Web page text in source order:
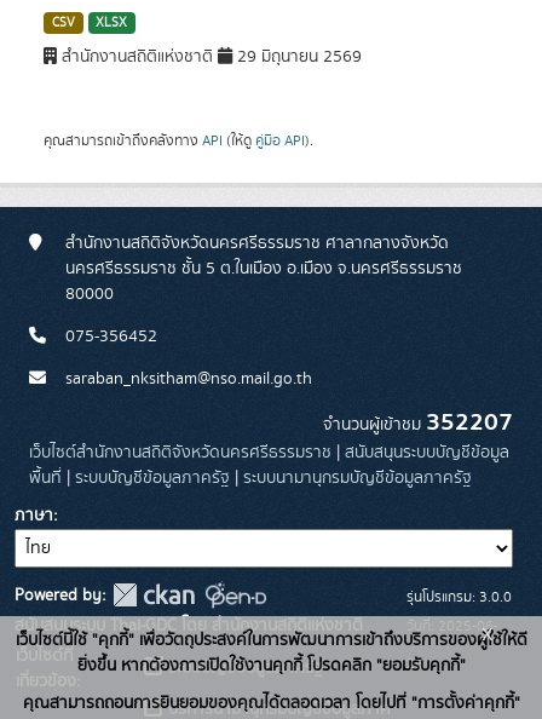
CSV XLSX
สำนักงานสถิติแห่งชาติ 29 มิถุนายน 2569
คุณสามารถเข้าถึงคลังทาง API (ให้ดู คู่มือ API).
สำนักงานสถิติจังหวัดนครศรีธรรมราช ศาลากลางจังหวัด
นครศรีธรรมราช ชั้น 5 ต.ในเมือง อ.เมือง จ.นครศรีธรรมราช
80000
075-356452
saraban_nksitham@nso.mail.go.th
จำนวนผู้เข้าชม 352207
เว็บไซต์สำนักงานสถิติจังหวัดนครศรีธรรมราช | สนับสนุนระบบบัญชีข้อมูล
พื้นที่ | ระบบบัญชีข้อมูลภาครัฐ | ระบบนามานุกรมบัญชีข้อมูลภาครัฐ
ภาษา
Powered by:
สนับสนุนระบบ Thai-GDC โดย สำนักงานสถิติแห่งชาติ
เว็บไซต์ที่
เกี่ยวข้อง:
ระบบบัญชีข้อมูลภาครัฐ
บริการนามานุกรมบัญชีข้อมูลภาค
รุ่นโปรแกรม: 3.0.0
วันที่: 2025-06-
26
เว็บไซต์นี้ใช้ "คุกกี้" เพื่อวัตถุประสงค์ในการพัฒนาการเข้าถึงบริการของผู้ใช้ให้ดี
ยิ่งขึ้น หากต้องการเปิดใช้งานคุกกี้ โปรดคลิก "ยอมรับคุกกี้"
คุณสามารถถอนการยินยอมของคุณได้ตลอดเวลา โดยไปที่ "การตั้งค่าคุกกี้"
x